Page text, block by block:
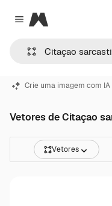
Close menu
Magnific
Crie uma imagem com IA
Vetores de Citaçao
Vetores